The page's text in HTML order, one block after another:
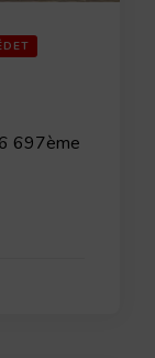
697ème